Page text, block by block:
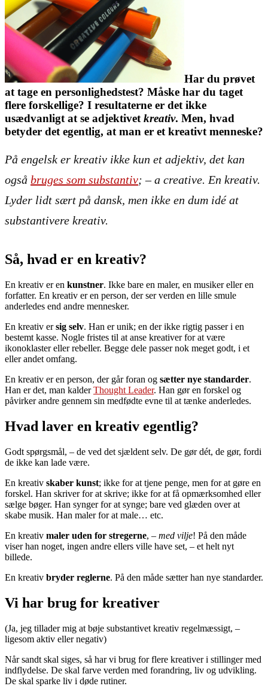
Har du prøvet
at tage en personlighedstest? Måske har du taget
flere forskellige? I resultaterne er det ikke
usædvanligt at se adjektivet kreativ. Men, hvad
betyder det egentlig, at man er et kreativt menneske?
På engelsk er kreativ ikke kun et adjektiv, det kan
også bruges som substantiv; – a creative. En kreativ.
Lyder lidt sært på dansk, men ikke en dum idé at
substantivere kreativ.
Så, hvad er en kreativ?
En kreativ er en kunstner. Ikke bare en maler, en musiker eller en
forfatter. En kreativ er en person, der ser verden en lille smule
anderledes end andre mennesker.
En kreativ ersig selv. Han er unik; en der ikke rigtig passer i en
bestemt kasse. Nogle fristes til at anse kreativer for at være
ikonoklaster eller rebeller. Begge dele passer nok meget godt, i et
eller andet omfang.
En kreativ er en person, der går foran og sætter nye standarder.
Han er det, man kalderThought Leader. Han gør en forskel og
påvirker andre gennem sin medfødte evne til at tænke anderledes.
Hvad laver en kreativ egentlig?
Godt spørgsmål, – de ved det sjældent selv. De gør dét, de gør, fordi
de ikke kan lade være.
En kreativ skaber kunst; ikke for at tjene penge, men for at gøre en
forskel. Han skriver for at skrive; ikke for at få opmærksomhed eller
sælge bøger. Han synger for at synge; bare ved glæden over at
skabe musik. Han maler for at male… etc.
En kreativ maler uden for stregerne, – med vilje! På den måde
viser han noget, ingen andre ellers ville have set, – et helt nyt
billede.
En kreativ bryder reglerne. På den måde sætter han nye standarder.
Vi har brug for kreativer
(Ja, jeg tillader mig at bøje substantivet kreativ regelmæssigt, –
ligesom aktiv eller negativ)
Når sandt skal siges, så har vi brug for flere kreativer i stillinger med
indflydelse. De skal farve verden med forandring, liv og udvikling.
De skal sparke liv i døde rutiner.